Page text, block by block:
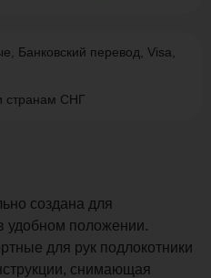
Банковский перевод, Visa,
странам СНГ
создана для
удобном положении.
для рук подлокотники
снимающая